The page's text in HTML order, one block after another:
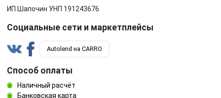
ИП Шапочин УНП 191243676
Социальные сети и маркетплейсы
Autolend на CARRO
Способ оплаты
Наличный расчёт
Банковская карта